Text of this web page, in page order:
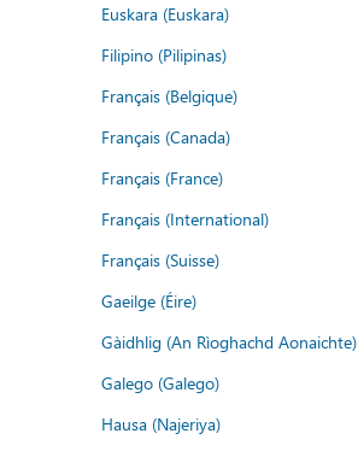
Euskara (Euskara)
Filipino (Pilipinas)
Français (Belgique)
Français (Canada)
Français (France)
Français (International)
Français (Suisse)
Gaeilge (Éire)
Gàidhlig (An Rìoghachd Aonaichte)
Galego (Galego)
Hausa (Najeriya)